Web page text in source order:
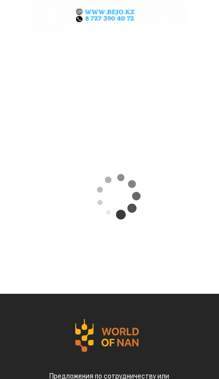
Предложения по сотрудничеству или